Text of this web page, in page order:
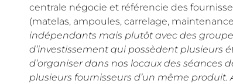
centrale négocie et référencie des
(matelas, ampoules, carrelage, maintenance
indépendants mais plutôt avec des
d’investissement qui possèdent plusieurs
d’organiser dans nos locaux des séances
plusieurs fournisseurs d’un même